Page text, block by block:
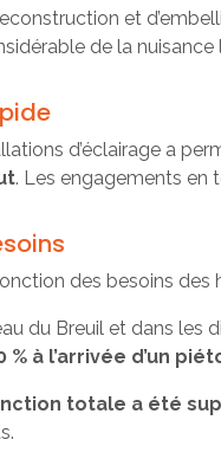
et
de la
d’éclairage a
. Les engagements en
des besoins
du Breuil et dans
à l’arrivée d’un
totale a été